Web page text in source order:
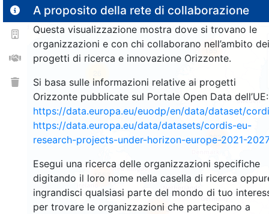
A proposito della rete di collaborazione
Questa visualizzazione mostra dove si trovano le
organizzazioni e con chi collaborano nell’ambito dei
progetti di ricerca e innovazione Orizzonte.
Si basa sulle informazioni relative ai progetti
Orizzonte pubblicate sul Portale Open Data dell’UE:
https://data.europa.eu/euodp/en/data/dataset/
https://data.europa.eu/data/datasets/cordis-eu-
research-projects-under-horizon-europe-2021-2027
Esegui una ricerca delle organizzazioni specifiche
digitando il loro nome nella casella di ricerca
ingrandisci qualsiasi parte del mondo di tuo
per trovare le organizzazioni che partecipano a
1553
185
2934
10073